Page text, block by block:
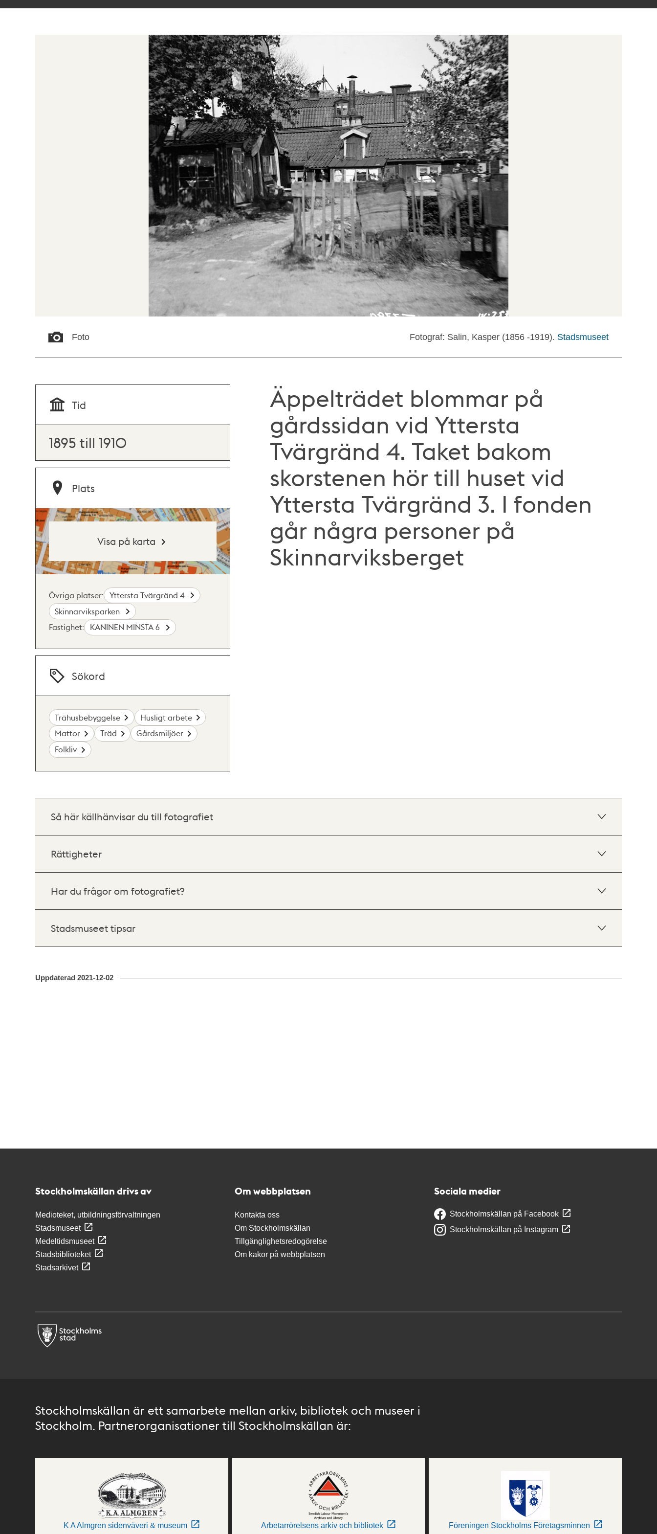
Foto Fotograf: Salin, Kasper (1856 -1919). Stadsmuseet
Äppelträdet blommar på
gårdssidan vid Yttersta
Tvärgränd 4. Taket bakom
skorstenen hör till huset vid
Yttersta Tvärgränd 3. I fonden
går några personer på
Skinnarviksberget
Tid
1895 till 1910
Plats
Visa på karta
Övriga platser:
Yttersta Tvärgränd 4
Skinnarviksparken
Fastighet:
KANINEN MINSTA 6
Sökord
Trähusbebyggelse
Husligt arbete
Mattor
Träd
Gårdsmiljöer
Folkliv
Så här källhänvisar du till fotografiet
Rättigheter
Har du frågor om fotografiet?
Stadsmuseet tipsar
Uppdaterad 2021-12-02
Stockholmskällan drivs av
Medioteket, utbildningsförvaltningen
Stadsmuseet
Medeltidsmuseet
Stadsbiblioteket
Stadsarkivet
Om webbplatsen
Kontakta oss
Om Stockholmskällan
Tillgänglighetsredogörelse
Om kakor på webbplatsen
Sociala medier
Stockholmskällan på Facebook
Stockholmskällan på Instagram
Stockholmskällan är ett samarbete mellan arkiv, bibliotek och museer i
Stockholm. Partnerorganisationer till Stockholmskällan är:
K A Almgren sidenväveri & museum Arbetarrörelsens arkiv och bibliotek Föreningen Stockholms Företagsminnen